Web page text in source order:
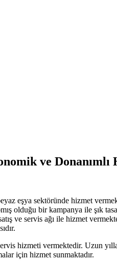
ve Donanımlı
eşya sektöründe hizmet
olduğu bir kampanya ile şık
ve servis ağı ile hizmet
hizmeti vermektedir. Uzun
için hizmet sunmaktadır.